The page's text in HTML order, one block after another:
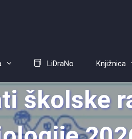
LiDraNo Knjižnica
školske